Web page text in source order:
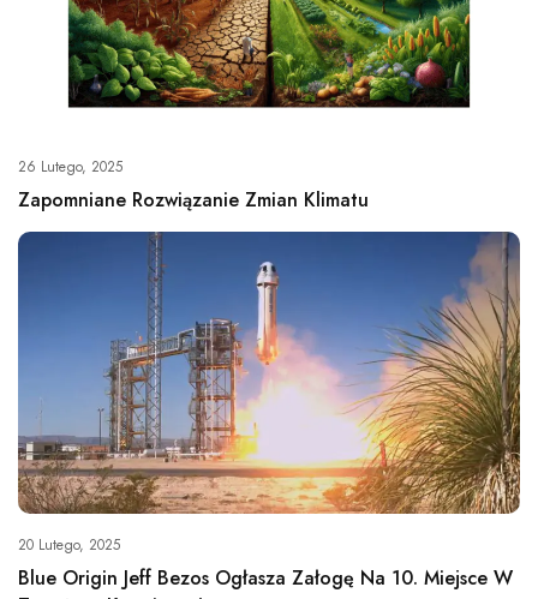
26 Lutego, 2025
Zapomniane Rozwiązanie Zmian Klimatu
20 Lutego, 2025
Blue Origin Jeff Bezos Ogłasza Załogę Na 10. Miejsce W